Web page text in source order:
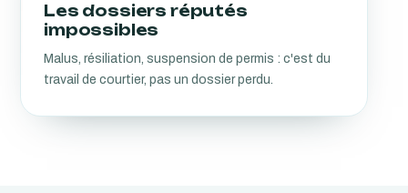
Les dossiers réputés
impossibles
Malus, résiliation, suspension de permis : c'est du
travail de courtier, pas un dossier perdu.